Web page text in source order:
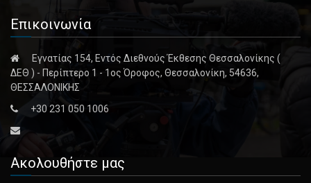
Επικοινωνία
Εγνατίας 154, Εντός Διεθνούς Έκθεσης Θεσσαλονίκης (
ΔΕΘ ) - Περίπτερο 1 - 1ος Όροφος, Θεσσαλονίκη, 54636,
ΘΕΣΣΑΛΟΝΙΚΗΣ
+30 231 050 1006
Ακολουθήστε μας